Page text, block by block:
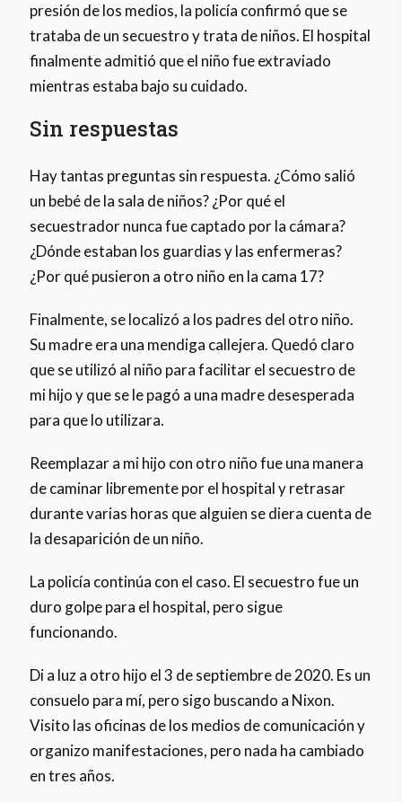
presión de los medios, la policía confirmó que se
trataba de un secuestro y trata de niños. El hospital
finalmente admitió que el niño fue extraviado
mientras estaba bajo su cuidado.
Sin respuestas
Hay tantas preguntas sin respuesta. ¿Cómo salió
un bebé de la sala de niños? ¿Por qué el
secuestrador nunca fue captado por la cámara?
¿Dónde estaban los guardias y las enfermeras?
¿Por qué pusieron a otro niño en la cama 17?
Finalmente, se localizó a los padres del otro niño.
Su madre era una mendiga callejera. Quedó claro
que se utilizó al niño para facilitar el secuestro de
mi hijo y que se le pagó a una madre desesperada
para que lo utilizara.
Reemplazar a mi hijo con otro niño fue una manera
de caminar libremente por el hospital y retrasar
durante varias horas que alguien se diera cuenta de
la desaparición de un niño.
La policía continúa con el caso. El secuestro fue un
duro golpe para el hospital, pero sigue
funcionando.
Di a luz a otro hijo el 3 de septiembre de 2020. Es un
consuelo para mí, pero sigo buscando a Nixon.
Visito las oficinas de los medios de comunicación y
organizo manifestaciones, pero nada ha cambiado
en tres años.